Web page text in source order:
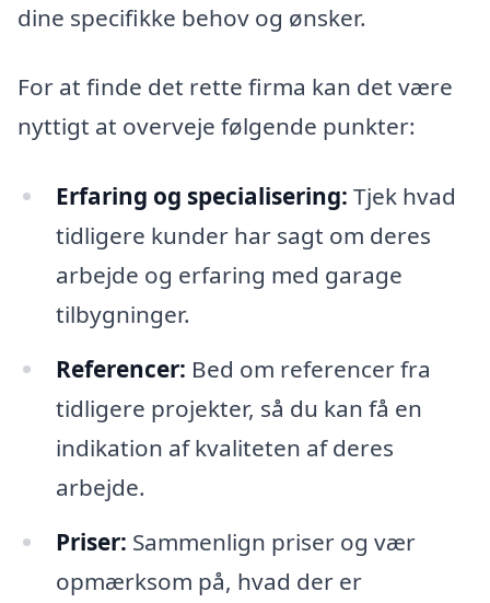
dine specifikke behov og ønsker.
For at finde det rette firma kan det være
nyttigt at overveje følgende punkter:
Erfaring og specialisering: Tjek hvad
tidligere kunder har sagt om deres
arbejde og erfaring med garage
tilbygninger.
Referencer: Bed om referencer fra
tidligere projekter, så du kan få en
indikation af kvaliteten af deres
arbejde.
Priser: Sammenlign priser og vær
opmærksom på, hvad der er